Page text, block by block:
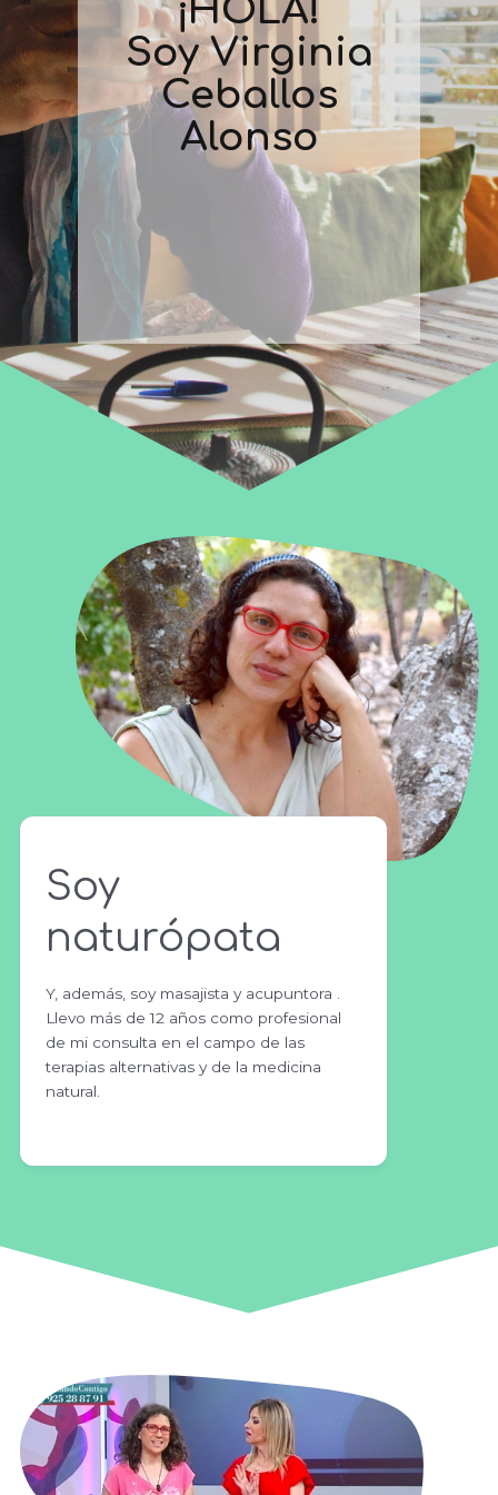
¡HOLA!
Soy Virginia
Ceballos
Alonso
Soy
naturópata
Y, además, soy masajista y acupuntora .
Llevo más de 12 años como profesional
de mi consulta en el campo de las
terapias alternativas y de la medicina
natural.